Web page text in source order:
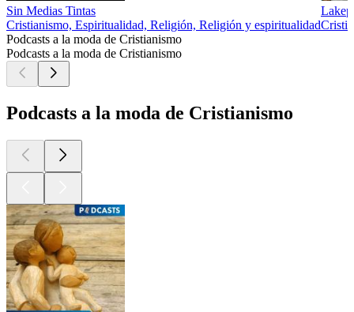
Sin Medias Tintas
Cristianismo, Espiritualidad, Religión, Religión y espiritualidad
Podcasts a la moda de Cristianismo
Podcasts a la moda de Cristianismo
Podcasts a la moda de Cristianismo